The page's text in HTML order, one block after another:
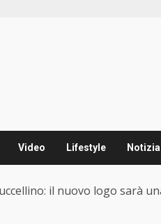
Video Lifestyle
il nuovo logo sarà